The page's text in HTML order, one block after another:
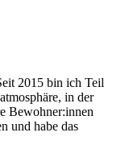
2015 bin ich Teil
in der
Bewohner:innen
und habe das